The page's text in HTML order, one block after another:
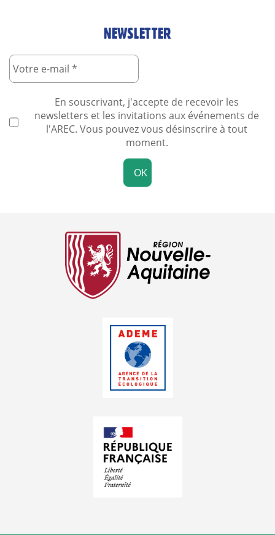
NEWSLETTER
En souscrivant, j'accepte de recevoir les
newsletters et les invitations aux événements de
l'AREC. Vous pouvez vous désinscrire à tout
moment.